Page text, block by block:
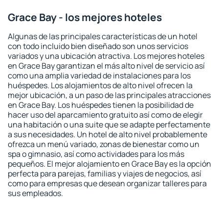
Grace Bay - los mejores hoteles
Algunas de las principales características de un hotel
con todo incluido bien diseñado son unos servicios
variados y una ubicación atractiva. Los mejores hoteles
en Grace Bay garantizan el más alto nivel de servicio así
como una amplia variedad de instalaciones para los
huéspedes. Los alojamientos de alto nivel ofrecen la
mejor ubicación, a un paso de las principales atracciones
en Grace Bay. Los huéspedes tienen la posibilidad de
hacer uso del aparcamiento gratuito así como de elegir
una habitación o una suite que se adapte perfectamente
a sus necesidades. Un hotel de alto nivel probablemente
ofrezca un menú variado, zonas de bienestar como un
spa o gimnasio, así como actividades para los más
pequeños. El mejor alojamiento en Grace Bay es la opción
perfecta para parejas, familias y viajes de negocios, así
como para empresas que desean organizar talleres para
sus empleados.